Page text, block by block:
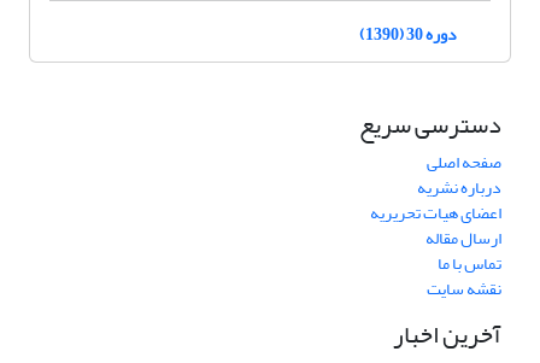
دوره 30 (1390)
دسترسی سریع
صفحه اصلی
درباره نشریه
اعضای هیات تحریریه
ارسال مقاله
تماس با ما
نقشه سایت
آخرین اخبار